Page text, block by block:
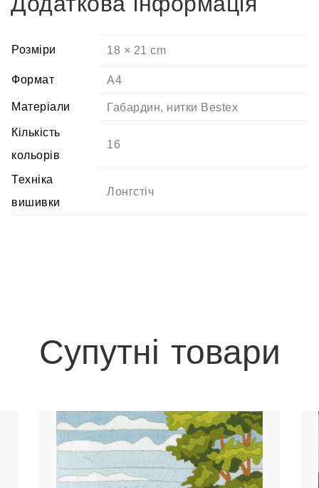
Розміри 18 × 21 cm
Формат A4
Матеріали Габардин, нитки Bestex
Кількість
кольорів
16
Техніка
вишивки
Лонгстіч
Супутні товари